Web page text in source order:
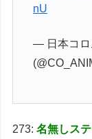
nU
— 日本コロ
273:名無しス